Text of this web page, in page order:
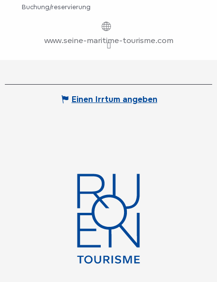
Buchung/reservierung
www.seine-maritime-tourisme.com
Einen Irrtum angeben